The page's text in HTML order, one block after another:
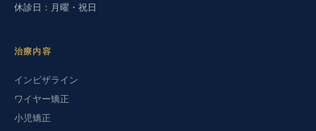
休診日：月曜・祝日
治療内容
インビザライン
ワイヤー矯正
小児矯正